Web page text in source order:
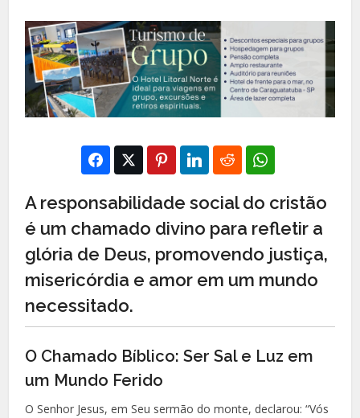
A responsabilidade social do cristão
é um chamado divino para refletir a
glória de Deus, promovendo justiça,
misericórdia e amor em um mundo
necessitado.
O Chamado Bíblico: Ser Sal e Luz em
um Mundo Ferido
O Senhor Jesus, em Seu sermão do monte, declarou: “Vós